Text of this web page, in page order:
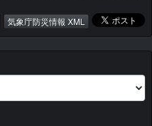
気象庁防災情報 XML